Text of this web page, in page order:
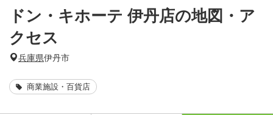
ドン・キホーテ 伊丹店の地図・ア
クセス
兵庫県伊丹市
商業施設・百貨店